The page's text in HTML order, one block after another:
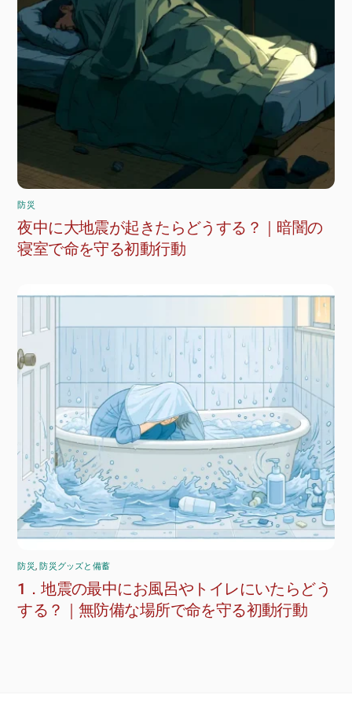
防災
夜中に大地震が起きたらどうする？｜暗闇の
寝室で命を守る初動行動
防災, 防災グッズと備蓄
1．地震の最中にお風呂やトイレにいたらどう
する？｜無防備な場所で命を守る初動行動